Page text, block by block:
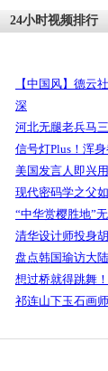
24小时视频排行
【中国风】德云
深
河北无腿老兵马
信号灯Plus！浑
美国发言人即兴
现代密码学之父
“中华赏樱胜地”
清华设计师投身
盘点韩国瑜访大
想过桥就得跳舞
祁连山下玉石画